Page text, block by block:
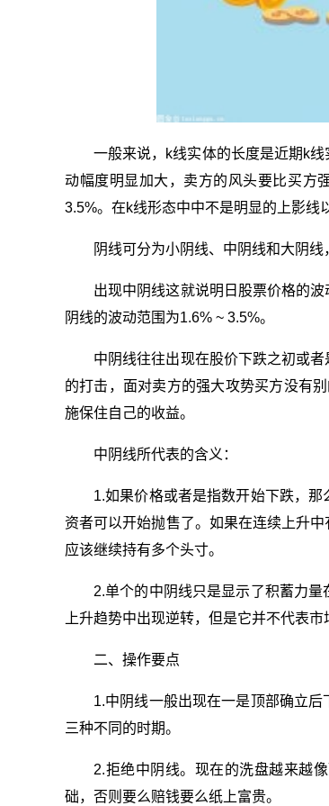
一般来说，k线实体的长度是近期k
动幅度明显加大，卖方的风头要比买方
3.5%。在k线形态中中不是明显的上影线
阴线可分为小阴线、中阴线和大阴
出现中阴线这就说明日股票价格的
阴线的波动范围为1.6% ~ 3.5%。
中阴线往往出现在股价下跌之初或
的打击，面对卖方的强大攻势买方没有
施保住自己的收益。
中阴线所代表的含义：
1.如果价格或者是指数开始下跌，
资者可以开始抛售了。如果在连续上升
应该继续持有多个头寸。
2.单个的中阴线只是显示了积蓄力
上升趋势中出现逆转，但是它并不代表
二、操作要点
1.中阴线一般出现在一是顶部确立
三种不同的时期。
2.拒绝中阴线。现在的洗盘越来越
础，否则要么赔钱要么纸上富贵。